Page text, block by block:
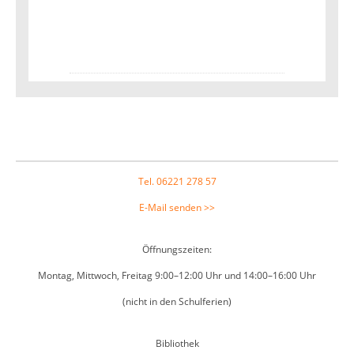
Tel. 06221 278 57
E-Mail senden >>
Öffnungszeiten:
Montag, Mittwoch, Freitag 9:00–12:00 Uhr und 14:00–16:00 Uhr
(nicht in den Schulferien)
Bibliothek